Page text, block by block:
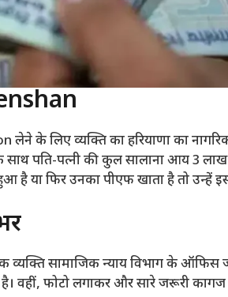
लेने के लिए व्यक्ति का हरियाणा का
साथ पति-पत्नी की कुल सालाना आय 3 लाख
है या फिर उनका पीएफ खाता है तो उन्हें
व्यक्ति सामाजिक न्याय विभाग के ऑफिस
वहीं, फोटो लगाकर और सारे जरूरी